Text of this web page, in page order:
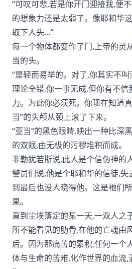
“可叹可悲,若是你开门迎接我,便
的想象力还是太弱了。像耶和华
取下人头…”
每一个物体都变作了门,上帝的灵
当的头。
“是轻而易举的。对了,你其实不
理论全错,你一事无成,但你有不
力。为此你必须死。你现在知道
当”的头颅从颈上滚了下来。
“亚当”的黑色眼睛,映出一种比
的双眼,由无极的污秽堆积而成。
非勒犹若斯说,此人是个信伪神的
警员们说,他是个耶和华的信徒,失
到最后也没人晓得他。这是祂们
果。
直到尘埃落定的某一天,一双人之
所不能看见的肋骨,在他的亡魂由
后。因为那痛苦的累积,任何一个
体与生命的苦难,化作世界的血流